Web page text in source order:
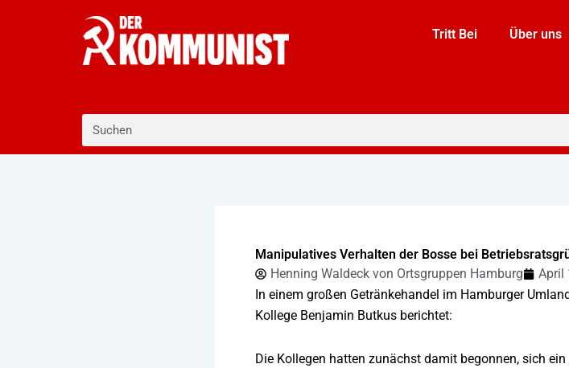
Tritt Bei Über uns
Manipulatives Verhalten der Bosse bei
Henning Waldeck von Ortsgruppen Hamburg
April
In einem großen Getränkehandel im Hamburger
Kollege Benjamin Butkus berichtet:
Die Kollegen hatten zunächst damit begonnen, sich